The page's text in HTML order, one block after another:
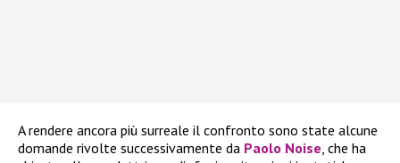
A rendere ancora più surreale il confronto sono state alcune
domande rivolte successivamente da Paolo Noise, che ha